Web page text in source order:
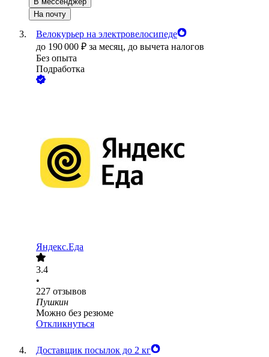
На почту
Велокурьер на электровелосипеде
до 190 000 ₽ за месяц, до вычета налогов
Без опыта
Подработка
Яндекс.Еда
3.4
•
227 отзывов
Пушкин
Можно без резюме
Откликнуться
Доставщик посылок до 2 кг